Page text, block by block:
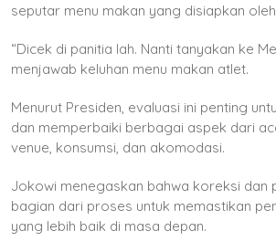
seputar menu makan yang disiapkan
“Dicek di panitia lah. Nanti tanyakan ke
menjawab keluhan menu makan atlet.
Menurut Presiden, evaluasi ini penting
dan memperbaiki berbagai aspek dari
venue, konsumsi, dan akomodasi.
Jokowi menegaskan bahwa koreksi dan
bagian dari proses untuk memastikan
yang lebih baik di masa depan.